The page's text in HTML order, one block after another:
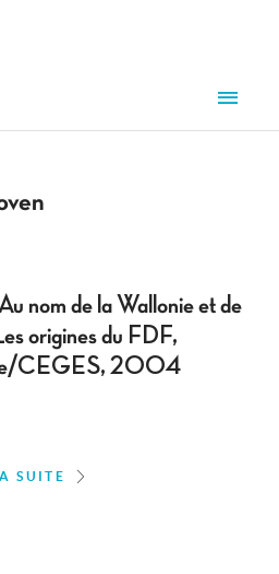
nom de la Wallonie et de
origines du FDF,
CEGES, 2004
SUITE